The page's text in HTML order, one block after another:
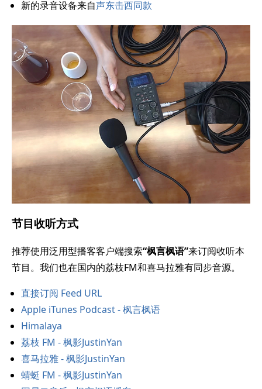
新的录音设备来自声东击西同款
节目收听方式
推荐使用泛用型播客客户端搜索“枫言枫语”来订阅收听本
节目。我们也在国内的荔枝FM和喜马拉雅有同步音源。
直接订阅 Feed URL
Apple iTunes Podcast - 枫言枫语
Himalaya
荔枝 FM - 枫影JustinYan
喜马拉雅 - 枫影JustinYan
蜻蜓 FM - 枫影JustinYan